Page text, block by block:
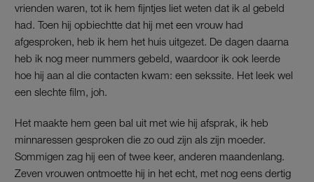
vrienden waren, tot ik hem fijntjes liet weten dat ik al gebeld
had. Toen hij opbiechtte dat hij met een vrouw had
afgesproken, heb ik hem het huis uitgezet. De dagen daarna
heb ik nog meer nummers gebeld, waardoor ik ook leerde
hoe hij aan al die contacten kwam: een sekssite. Het leek wel
een slechte film, joh.
Het maakte hem geen bal uit met wie hij afsprak, ik heb
minnaressen gesproken die zo oud zijn als zijn moeder.
Sommigen zag hij een of twee keer, anderen maandenlang.
Zeven vrouwen ontmoette hij in het echt, met nog eens dertig